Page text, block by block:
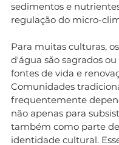
sedimentos e
regulação do micro-
Para muitas culturas,
d'água são sagrados
fontes de vida e
Comunidades
frequentemente
não apenas para
também como parte
identidade cultural.